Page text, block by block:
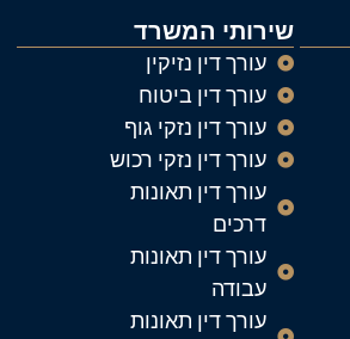
שירותי המשרד
עורך דין נזיקין
עורך דין ביטוח
עורך דין נזקי גוף
עורך דין נזקי רכוש
עורך דין תאונות
דרכים
עורך דין תאונות
עבודה
עורך דין תאונות